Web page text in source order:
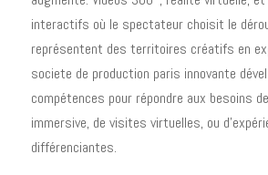
interactifs où le spectateur choisit le
représentent des territoires créatifs en
societe de production paris innovante
compétences pour répondre aux besoins
immersive, de visites virtuelles, ou
différenciantes.